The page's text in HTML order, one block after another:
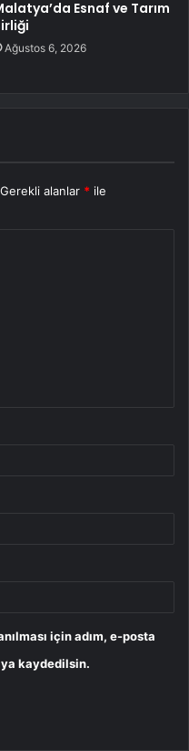
Esnaf ve Tarım
Ağustos 6, 2026
Gerekli alanlar * ile
için adım, e-posta
kaydedilsin.